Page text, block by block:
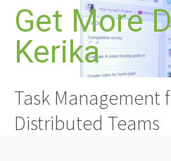
Lumaktaw
nilalaman
Get More
Kerika
Task Management
Distributed Teams